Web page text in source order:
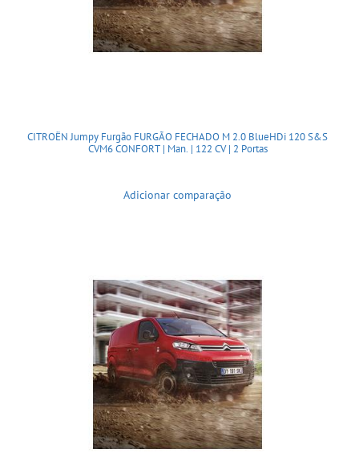
CITROËN Jumpy Furgão FURGÃO FECHADO M 2.0 BlueHDi 120 S&S
CVM6 CONFORT | Man. | 122 CV | 2 Portas
Adicionar comparação